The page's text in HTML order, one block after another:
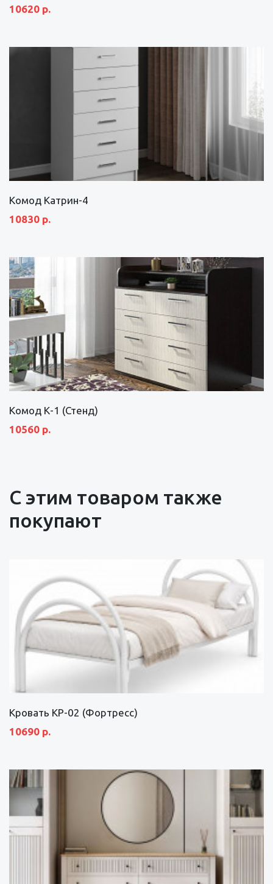
10620 р.
Комод Катрин-4
10830 р.
Комод К-1 (Стенд)
10560 р.
С этим товаром также
покупают
Кровать КР-02 (Фортресс)
10690 р.